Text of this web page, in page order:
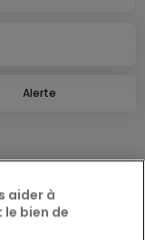
Alerte
aider à
bien de